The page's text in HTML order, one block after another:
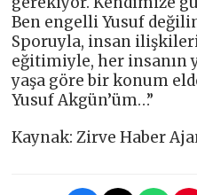
Ben engelli Yusuf
Sporuyla, insan
eğitimiyle, her insanın
yaşa göre bir konum
Yusuf Akgün’üm…”
Kaynak: Zirve Haber